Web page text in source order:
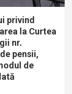
privind
la Curtea
nr.
pensii,
de